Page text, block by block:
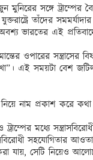
মুনিরের সঙ্গে
তাঁদের
অবশ্য ভারতের এই
ওপারের সন্ত্রাসের
এই সময়টা বেশ
নাম প্রকাশ করে
মধ্যে
সহযোগিতার
যায়, সেটি নিয়েও